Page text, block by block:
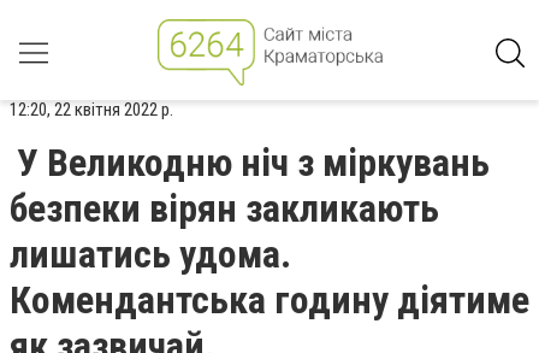
12:20, 22 квітня 2022 р.
У Великодню ніч з міркувань
безпеки вірян закликають
лишатись удома.
Комендантська годину діятиме